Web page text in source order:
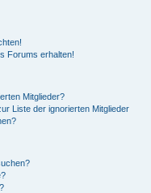
Forums erhalten!
Mitglieder?
Liste der ignorierten Mitglieder